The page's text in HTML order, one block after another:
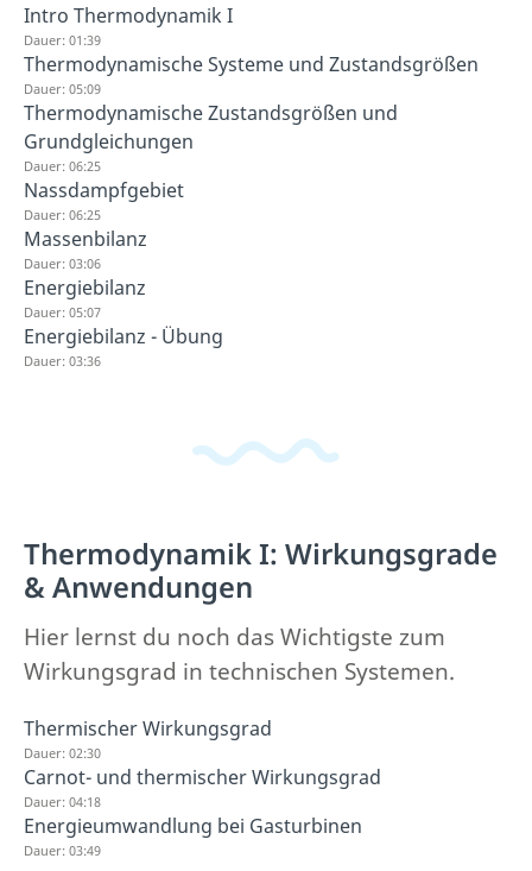
Intro Thermodynamik I
Dauer: 01:39
Thermodynamische Systeme und Zustandsgrößen
Dauer: 05:09
Thermodynamische Zustandsgrößen und
Grundgleichungen
Dauer: 06:25
Nassdampfgebiet
Dauer: 06:25
Massenbilanz
Dauer: 03:06
Energiebilanz
Dauer: 05:07
Energiebilanz - Übung
Dauer: 03:36
Thermodynamik I: Wirkungsgrade
& Anwendungen
Hier lernst du noch das Wichtigste zum
Wirkungsgrad in technischen Systemen.
Thermischer Wirkungsgrad
Dauer: 02:30
Carnot- und thermischer Wirkungsgrad
Dauer: 04:18
Energieumwandlung bei Gasturbinen
Dauer: 03:49